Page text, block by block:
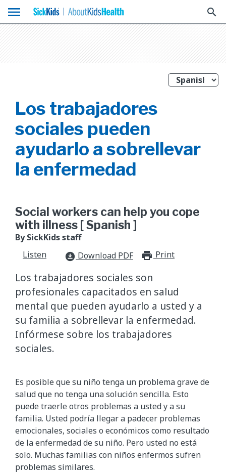
menu search
Los trabajadores
sociales pueden
ayudarlo a sobrellevar
la enfermedad
Social workers can help you cope
with illness [ Spanish ]
By SickKids staff
Listen
download_for_offline Download PDF Print
Los trabajadores sociales son
profesionales capacitados en salud
mental que pueden ayudarlo a usted y a
su familia a sobrellevar la enfermedad.
Infórmese sobre los trabajadores
sociales.
Es posible que su niño tenga un problema grave de
salud que no tenga una solución sencilla. Esto
puede traerle otros problemas a usted y a su
familia. Usted podría llegar a padecer problemas
emocionales, sociales o económicos como resultado
de la enfermedad de su niño. Pero usted no está
solo. Muchas familias con niños enfermos sufren
problemas similares.